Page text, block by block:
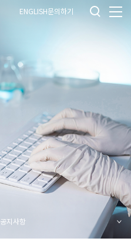
ENGLISH문의하기
공지사항